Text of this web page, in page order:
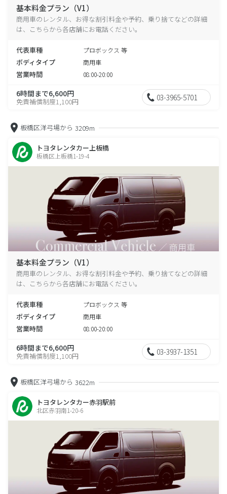
基本料金プラン（V1）
商用車のレンタル、お得な割引料金や予約、乗り捨てなどの詳細
は、こちらから各店舗にお電話ください。
代表車種 プロボックス 等
ボディタイプ 商用車
営業時間 08:00-20:00
6時間まで6,600円
免責補償制度1,100円 03-3965-5701
板橋区洋弓場から 3209m
トヨタレンタカー上板橋
板橋区上板橋1-19-4
基本料金プラン（V1）
商用車のレンタル、お得な割引料金や予約、乗り捨てなどの詳細
は、こちらから各店舗にお電話ください。
代表車種 プロボックス 等
ボディタイプ 商用車
営業時間 08:00-20:00
6時間まで6,600円
免責補償制度1,100円 03-3937-1351
板橋区洋弓場から 3622m
トヨタレンタカー赤羽駅前
北区赤羽南1-20-6